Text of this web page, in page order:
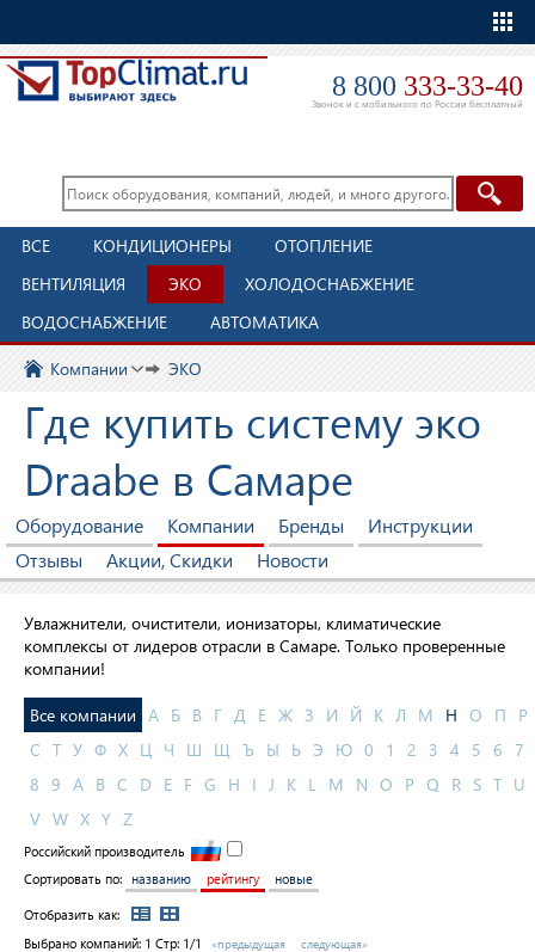
8 800 333-33-40
Звонок и с мобильного по России бесплатный
ВСЕ КОНДИЦИОНЕРЫ
ОТОПЛЕНИЕ
ВЕНТИЛЯЦИЯ
ЭКО
ХОЛОДОСНАБЖЕНИЕ
ВОДОСНАБЖЕНИЕ
АВТОМАТИКА
Компании ЭКО
Где купить систему эко
Draabe в Самаре
Оборудование Компании Бренды
Инструкции
Отзывы
Акции, Скидки Новости
Увлажнители, очистители, ионизаторы, климатические
комплексы от лидеров отрасли в Самаре. Только проверенные
компании!
Все компании А Б В Г Д Е Ж З И Й К Л М Н О П
Р
С Т У Ф Х Ц Ч Ш Щ Ъ Ы Ь Э Ю 0 1 2 3 4 5 6 7
8 9 A B C D E F G H I J K L M N O P Q R S T U
V W X Y Z
Российский производитель
Сортировать по:
названию рейтингу новые
Отобразить как:
Выбрано компаний: 1 Стр: 1/1 «предыдущая следующая»